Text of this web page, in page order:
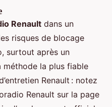
Renault dans un
risques de blocage
surtout après un
méthode la plus fiable
Renault : notez
Renault sur la page